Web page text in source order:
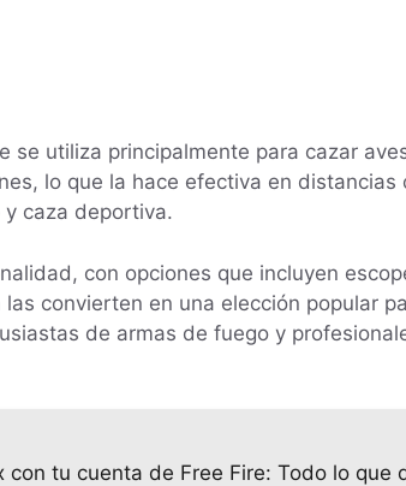
utiliza principalmente para cazar
lo que la hace efectiva en
caza deportiva.
con opciones que incluyen
convierten en una elección popular
de armas de fuego y
con tu cuenta de Free Fire: Todo lo que